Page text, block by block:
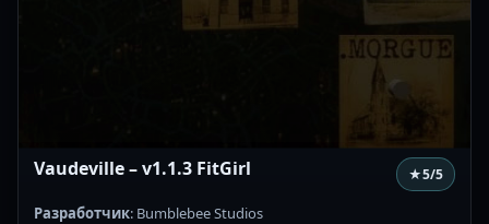
Vaudeville – v1.1.3 FitGirl ★5/5
Разработчик: Bumblebee Studios